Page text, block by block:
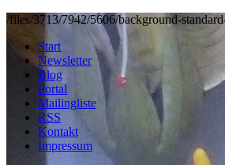
/files/3713/7942/5606/background-
Start
Newsletter
Blog
Portal
Mailingliste
RSS
Kontakt
Impressum